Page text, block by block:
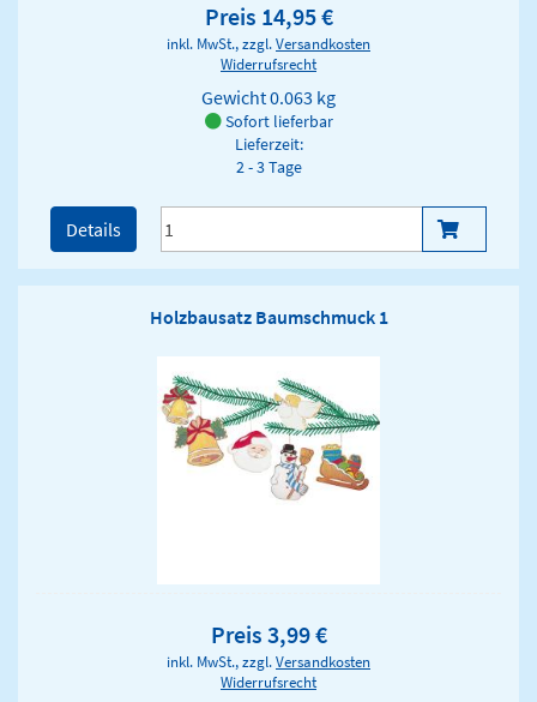
Preis 14,95 €
inkl. MwSt., zzgl.Versandkosten
Widerrufsrecht
Gewicht0.063 kg
Sofort lieferbar
Lieferzeit:
2 - 3 Tage
Details
Holzbausatz Baumschmuck 1
Preis 3,99 €
inkl. MwSt., zzgl.Versandkosten
Widerrufsrecht